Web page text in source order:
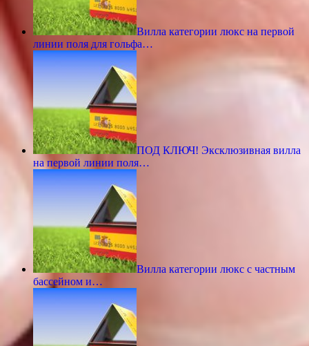
Вилла категории люкс на первой
линии поля для гольфа…
ПОД КЛЮЧ! Эксклюзивная вилла
на первой линии поля…
Вилла категории люкс с частным
бассейном и…